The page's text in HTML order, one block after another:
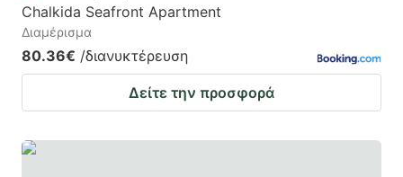
Chalkida Seafront Apartment
Διαμέρισμα
80.36€ /διανυκτέρευση
Δείτε την προσφορά